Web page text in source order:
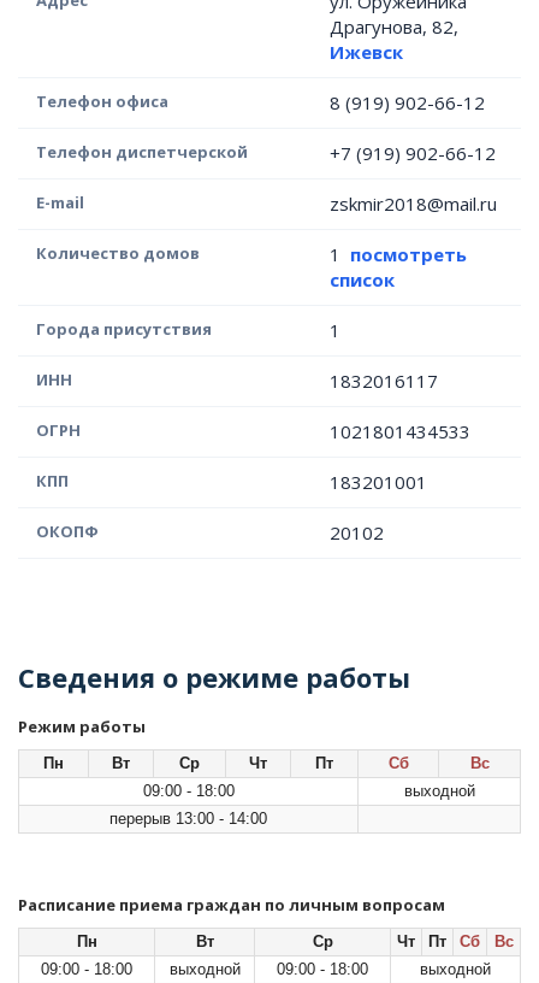
Драгунова, 82,
Ижевск
Телефон офиса 8 (919) 902-66-12
Телефон диспетчерской +7 (919) 902-66-12
E-mail zskmir2018@mail.ru
Количество домов 1 посмотреть
список
Города присутствия 1
ИНН 1832016117
ОГРН 1021801434533
КПП 183201001
ОКОПФ 20102
Сведения о режиме работы
Режим работы
Пн Вт Ср Чт Пт Сб
Вс
09:00 - 18:00
выходной
перерыв 13:00 - 14:00
Расписание приема граждан по личным вопросам
Пн Вт Ср Чт Пт Сб
Вс
09:00 - 18:00
выходной 09:00 - 18:00
выходной